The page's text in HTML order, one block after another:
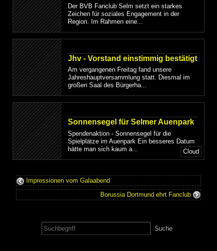
Der BVB Fanclub Selm setzt ein starkes
Zeichen für soziales Engagement in der
Region. Im Rahmen eine...
Jhv - Vorstand einstimmig bestätigt
Am vergangenen Freitag fand unsere
Jahreshauptversammlung statt. Diesmal im
großen Saal des Bürgerha...
Sonnensegel für Selmer Auenpark
Spendenaktion - Sonnensegel für die
Spielplätze im Auenpark Ein besseres Datum
hätte man sich kaum a...
Cloud
Impressionen vom Galaabend
Borussia Dortmund ehrt Fanclub
nach: